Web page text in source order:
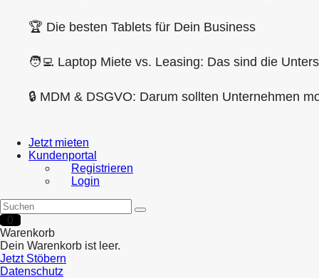
🏆 Die besten Tablets für Dein Business
🧑‍💻 Laptop Miete vs. Leasing: Das sind die
🔒 MDM & DSGVO: Darum sollten Unternehmen
Jetzt mieten
Kundenportal
Registrieren
Login
0
Warenkorb
Dein Warenkorb ist leer.
Jetzt Stöbern
Datenschutz